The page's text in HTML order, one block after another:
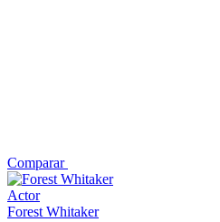
Comparar
Actor
Forest Whitaker